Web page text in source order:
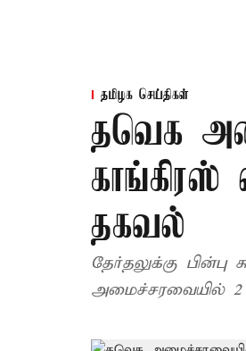
தமிழக செய்திகள்
தவெக
தகவல்
தேர்தலுக்கு
அமைச்சரவையில்